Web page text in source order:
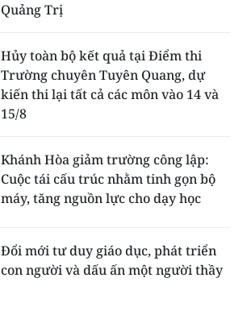
Quảng Trị
Hủy toàn bộ kết quả tại Điểm thi
Trường chuyên Tuyên Quang, dự
kiến thi lại tất cả các môn vào 14 và
15/8
Khánh Hòa giảm trường công lập:
Cuộc tái cấu trúc nhằm tinh gọn bộ
máy, tăng nguồn lực cho dạy học
Đổi mới tư duy giáo dục, phát triển
con người và dấu ấn một người thầy